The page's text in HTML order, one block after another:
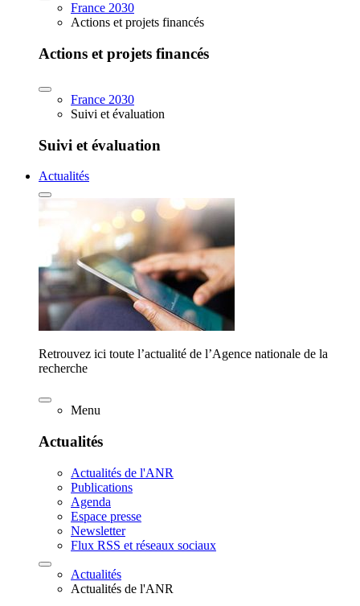
France 2030
Actions et projets financés
Actions et projets financés
France 2030
Suivi et évaluation
Suivi et évaluation
Actualités
Retrouvez ici toute l’actualité de l’Agence nationale de la
recherche
Menu
Actualités
Actualités de l'ANR
Publications
Agenda
Espace presse
Newsletter
Flux RSS et réseaux sociaux
Actualités
Actualités de l'ANR